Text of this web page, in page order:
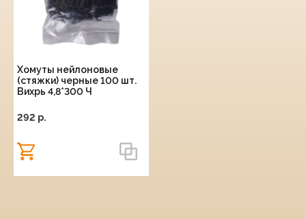
Хомуты нейлоновые
(стяжки) черные 100 шт.
Вихрь 4,8*300 Ч
292 p.